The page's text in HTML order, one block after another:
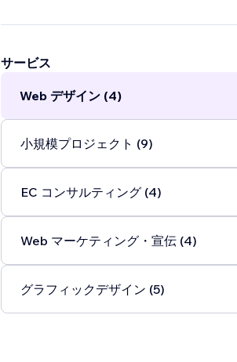
サービス
Web デザイン (4)
小規模プロジェクト (9)
EC コンサルティング (4)
Web マーケティング・宣伝 (4)
グラフィックデザイン (5)